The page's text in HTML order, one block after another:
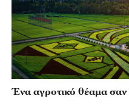
Ένα αγροτικό θέαμα